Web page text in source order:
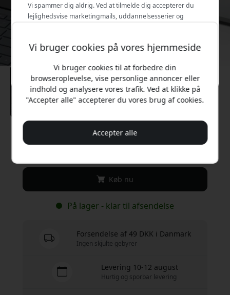
Anbefalet pris
299 DKK
Køb nu
På lager - klar til afsendelse
Forsendelse af 49 DKK i Danmark
Ingen skjulte gebyrer
Levering 10-12 august
Hurtig og sporbar levering
Vi bruger cookies på vores hjemmeside
Vi bruger cookies til at forbedre din
browseroplevelse, vise personlige annoncer eller
indhold og analysere vores trafik. Ved at klikke på
"Accepter alle" accepterer du vores brug af cookies.
Accepter alle
Vi spammer dig aldrig. Ved at tilmelde dig accepterer du
lejlighedsvise marketingmails, uddannelsesserier og
Nej, jeg vil hellere betale fuld pris.